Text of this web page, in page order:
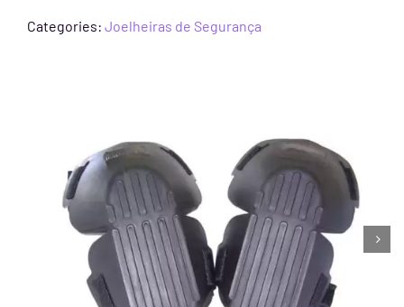
Categories: Joelheiras de Segurança